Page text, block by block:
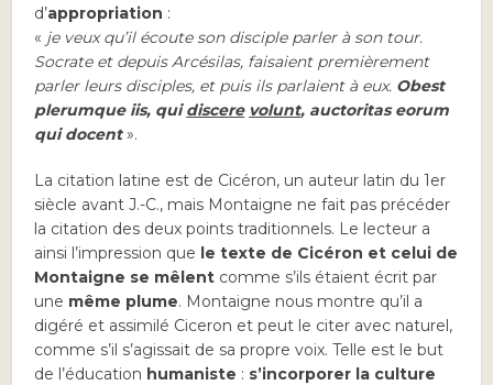
d’appropriation :
« je veux qu’il écoute son disciple parler à son tour.
Socrate et depuis Arcésilas, faisaient premièrement
parler leurs disciples, et puis ils parlaient à eux. Obest
plerumque iis, quidiscere volunt, auctoritas eorum
qui docent».
La citation latine est de Cicéron, un auteur latin du 1er
siècle avant J.-C., mais Montaigne ne fait pas précéder
la citation des deux points traditionnels. Le lecteur a
ainsi l’impression que le texte de Cicéron et celui de
Montaigne se mêlent comme s’ils étaient écrit par
une même plume. Montaigne nous montre qu’il a
digéré et assimilé Ciceron et peut le citer avec naturel,
comme s’il s’agissait de sa propre voix. Telle est le but
de l’éducation humaniste : s’incorporer la culture